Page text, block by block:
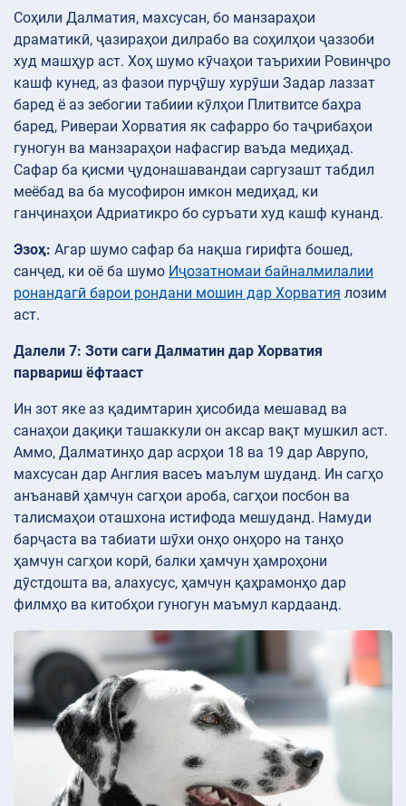
Соҳили Далматия, махсусан, бо манзараҳои
драматикӣ, ҷазираҳои дилрабо ва соҳилҳои ҷаззоби
худ машҳур аст. Хоҳ шумо кӯчаҳои таърихии Ровинҷро
кашф кунед, аз фазои пурҷӯшу хурӯши Задар лаззат
баред ё аз зебогии табиии кӯлҳои Плитвитсе баҳра
баред, Ривераи Хорватия як сафарро бо таҷрибаҳои
гуногун ва манзараҳои нафасгир ваъда медиҳад.
Сафар ба қисми ҷудонашавандаи саргузашт табдил
меёбад ва ба мусофирон имкон медиҳад, ки
ганҷинаҳои Адриатикро бо суръати худ кашф кунанд.
Эзоҳ: Агар шумо сафар ба нақша гирифта бошед,
санҷед, ки оё ба шумо Иҷозатномаи байналмилалии
ронандагӣ барои рондани мошин дар Хорватия лозим
аст.
Далели 7: Зоти саги Далматин дар Хорватия
парвариш ёфтааст
Ин зот яке аз қадимтарин ҳисобида мешавад ва
санаҳои дақиқи ташаккули он аксар вақт мушкил аст.
Аммо, Далматинҳо дар асрҳои 18 ва 19 дар Аврупо,
махсусан дар Англия васеъ маълум шуданд. Ин сагҳо
анъанавӣ ҳамчун сагҳои ароба, сагҳои посбон ва
талисмаҳои оташхона истифода мешуданд. Намуди
барҷаста ва табиати шӯхи онҳо онҳоро на танҳо
ҳамчун сагҳои корӣ, балки ҳамчун ҳамроҳони
дӯстдошта ва, алахусус, ҳамчун қаҳрамонҳо дар
филмҳо ва китобҳои гуногун маъмул кардаанд.